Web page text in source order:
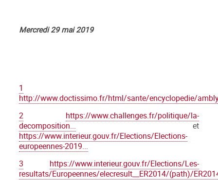
Mercredi 29 mai 2019
1
http://www.doctissimo.fr/html/sante/encyclopedie/
2
https://www.challenges.fr/politique/la-
decomposition... et
https://www.interieur.gouv.fr/Elections/Elections-
europeennes-2019...
3
https://www.interieur.gouv.fr/Elections/Les-
resultats/Europeennes/elecresult__ER2014/(path)/